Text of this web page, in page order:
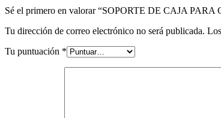
Sé el primero en valorar “SOPORTE DE CAJA
Tu dirección de correo electrónico no será publicada.
Tu puntuación *